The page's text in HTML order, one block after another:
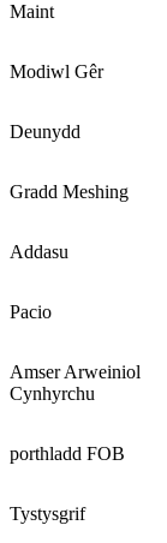
Maint
Modiwl Gêr
Deunydd
Gradd Meshing
Addasu
Pacio
Amser Arweiniol
Cynhyrchu
porthladd FOB
Tystysgrif